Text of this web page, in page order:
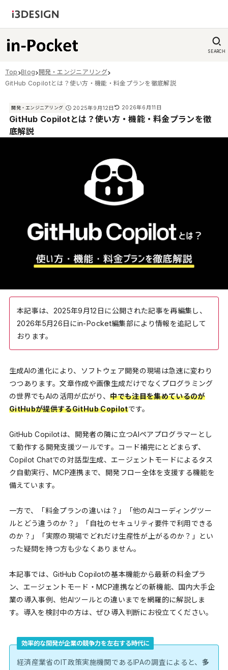
SEARCH
Top Blog
開発・エンジニアリング
GitHub Copilotとは？使い方・機能・料金プランを徹底解説
開発・エンジニアリング 2025年9月12日 2026年6月11日
GitHub Copilotとは？使い方・機能・料金プランを徹
底解説
本記事は、2025年9月12日に公開された記事を再編集し、
2026年5月26日にin-Pocket編集部により情報を追記して
おります。
生成AIの進化により、ソフトウェア開発の現場は急速に変わり
つつあります。文章作成や画像生成だけでなくプログラミング
の世界でもAIの活用が広がり、中でも注目を集めているのが
GitHubが提供するGitHub Copilotです。
GitHub Copilotは、開発者の隣に立つAIペアプログラマーとし
て動作する開発支援ツールです。コード補完にとどまらず、
Copilot Chatでの対話型生成、エージェントモードによるタス
ク自動実行、MCP連携まで、開発フロー全体を支援する機能を
備えています。
一方で、「料金プランの違いは？」「他のAIコーディングツー
ルとどう違うのか？」「自社のセキュリティ要件で利用できる
のか？」「実際の現場でどれだけ生産性が上がるのか？」とい
った疑問を持つ方も少なくありません。
本記事では、GitHub Copilotの基本機能から最新の料金プラ
ン、エージェントモード・MCP連携などの新機能、国内大手企
業の導入事例、他AIツールとの違いまでを網羅的に解説しま
す。導入を検討中の方は、ぜひ導入判断にお役立てください。
効率的な開発が企業の競争力を左右する時代に
経済産業省のIT政策実施機関であるIPAの調査によると、 多